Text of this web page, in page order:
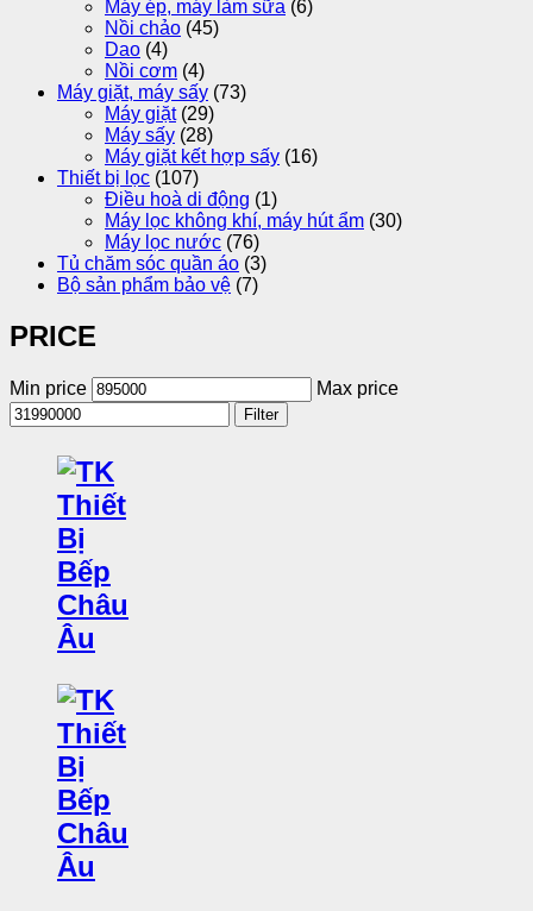
Máy ép, máy làm sữa (6)
Nồi chảo (45)
Dao (4)
Nồi cơm (4)
Máy giặt, máy sấy (73)
Máy giặt (29)
Máy sấy (28)
Máy giặt kết hợp sấy (16)
Thiết bị lọc (107)
Điều hoà di động (1)
Máy lọc không khí, máy hút ẩm (30)
Máy lọc nước (76)
Tủ chăm sóc quần áo (3)
Bộ sản phẩm bảo vệ (7)
PRICE
Min price Max price
Filter